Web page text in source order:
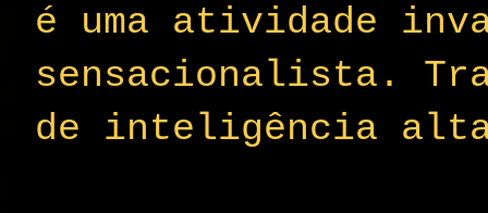
é uma atividade
sensacionalista.
de inteligência